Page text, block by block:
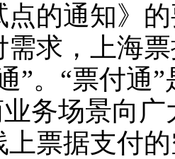
点的通知》
需求，上海
”。“票付通
务场景向
上票据支付